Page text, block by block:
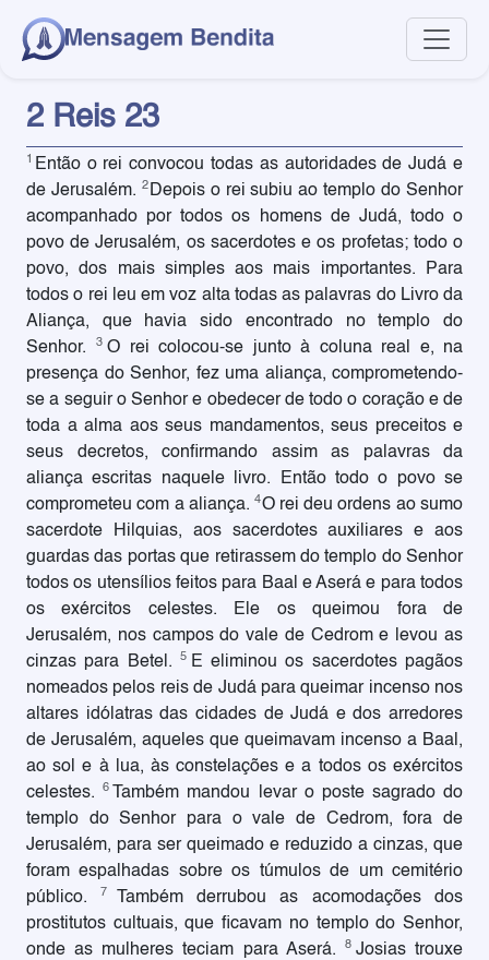
2 Reis 23
1
Então o rei convocou todas as autoridades de Judá e
de Jerusalém. 2 Depois o rei subiu ao templo do Senhor
acompanhado por todos os homens de Judá, todo o
povo de Jerusalém, os sacerdotes e os profetas; todo o
povo, dos mais simples aos mais importantes. Para
todos o rei leu em voz alta todas as palavras do Livro da
Aliança, que havia sido encontrado no templo do
Senhor.
3 O rei colocou-se junto à coluna real e, na
presença do Senhor, fez uma aliança, comprometendo-
se a seguir o Senhor e obedecer de todo o coração e de
toda a alma aos seus mandamentos, seus preceitos e
seus decretos, confirmando assim as palavras da
aliança escritas naquele livro. Então todo o povo se
comprometeu com a aliança.4O rei deu ordens ao sumo
sacerdote Hilquias, aos sacerdotes auxiliares e aos
guardas das portas que retirassem do templo do Senhor
todos os utensílios feitos para Baal e Aserá e para todos
os exércitos celestes. Ele os queimou fora de
Jerusalém, nos campos do vale de Cedrom e levou as
cinzas para Betel.5 E eliminou os sacerdotes pagãos
nomeados pelos reis de Judá para queimar incenso nos
altares idólatras das cidades de Judá e dos arredores
de Jerusalém, aqueles que queimavam incenso a Baal,
ao sol e à lua, às constelações e a todos os exércitos
celestes.6
Também mandou levar o poste sagrado do
templo do Senhor para o vale de Cedrom, fora de
Jerusalém, para ser queimado e reduzido a cinzas, que
foram espalhadas sobre os túmulos de um cemitério
público.
7
Também derrubou as acomodações dos
prostitutos cultuais, que ficavam no templo do Senhor,
onde as mulheres teciam para Aserá.
8 Josias trouxe